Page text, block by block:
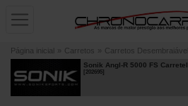
Página inicial » Carretos » Carretos Desembraiável
Sonik Angl-R 5000 FS Carretel
[202695]